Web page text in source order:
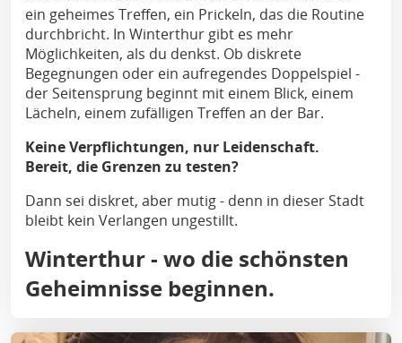
ein geheimes Treffen, ein Prickeln, das die Routine
durchbricht. In Winterthur gibt es mehr
Möglichkeiten, als du denkst. Ob diskrete
Begegnungen oder ein aufregendes Doppelspiel -
der Seitensprung beginnt mit einem Blick, einem
Lächeln, einem zufälligen Treffen an der Bar.
Keine Verpflichtungen, nur Leidenschaft.
Bereit, die Grenzen zu testen?
Dann sei diskret, aber mutig - denn in dieser Stadt
bleibt kein Verlangen ungestillt.
Winterthur - wo die schönsten
Geheimnisse beginnen.